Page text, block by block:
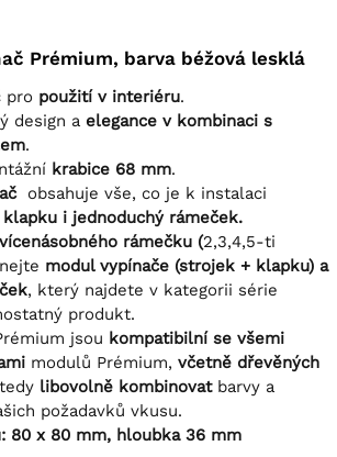
Prémium, barva béžová lesklá
pro použití v interiéru.
design a elegance v kombinaci s
.
krabice 68 mm.
obsahuje vše, co je k instalaci
i jednoduchý rámeček.
rámečku (2,3,4,5-ti
modul vypínače (strojek + klapku) a
, který najdete v kategorii série
produkt.
jsou kompatibilní se všemi
modulů Prémium,včetně dřevěných
libovolně kombinovatbarvy a
požadavků vkusu.
80 x 80 mm, hloubka 36 mm